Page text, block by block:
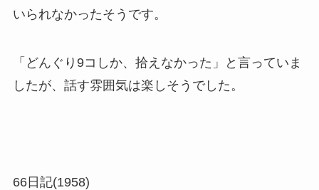
いられなかったそうです。
「どんぐり9コしか、拾えなかった」と言っていま
したが、話す雰囲気は楽しそうでした。
66日記(1958)